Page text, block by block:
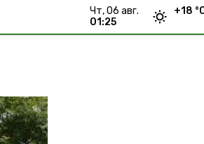
чт, 06 авг.
01:25
+18